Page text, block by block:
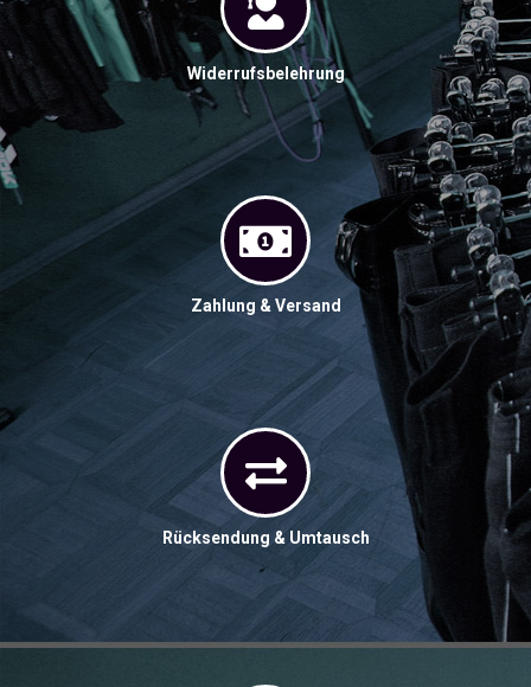
Widerrufsbelehrung
Zahlung & Versand
Rücksendung & Umtausch